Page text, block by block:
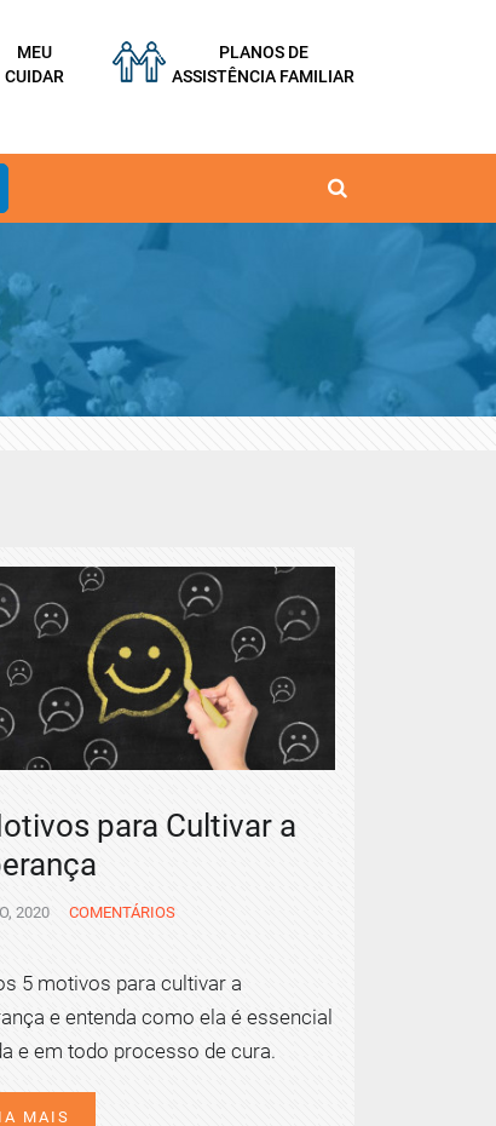
MEU
CUIDAR
PLANOS DE
ASSISTÊNCIA FAMILIAR
para Cultivar a
2020 COMENTÁRIOS
5 motivos para cultivar a
e entenda como ela é essencial
e em todo processo de cura.
MAIS